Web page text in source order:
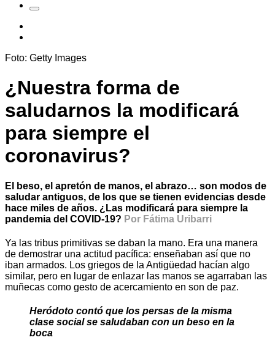
Foto: Getty Images
¿Nuestra forma de
saludarnos la modificará
para siempre el
coronavirus?
El beso, el apretón de manos, el abrazo… son modos de
saludar antiguos, de los que se tienen evidencias desde
hace miles de años. ¿Las modificará para siempre la
pandemia del COVID-19? Por Fátima Uribarri
Ya las tribus primitivas se daban la mano. Era una manera
de demostrar una actitud pacífica: enseñaban así que no
iban armados. Los griegos de la Antigüedad hacían algo
similar, pero en lugar de enlazar las manos se agarraban las
muñecas como gesto de acercamiento en son de paz.
Heródoto contó que los persas de la misma
clase social se saludaban con un beso en la
boca